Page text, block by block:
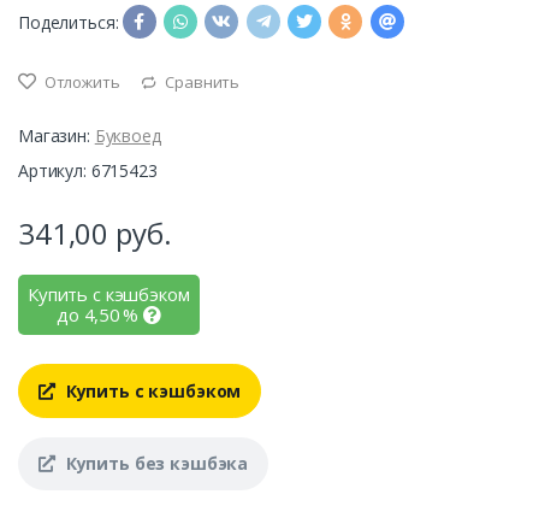
Поделиться:
Отложить Сравнить
Магазин: Буквоед
Артикул: 6715423
341,00 руб.
Купить с кэшбэком
до 4,50%
Купить с кэшбэком
Купить без кэшбэка